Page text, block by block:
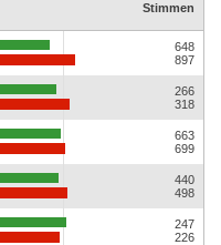
Stimmen
648
897
266
318
663
699
440
498
247
226